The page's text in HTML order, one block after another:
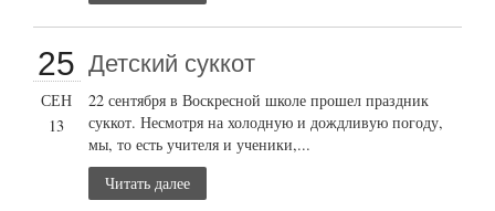
25
СЕН
13
Детский суккот
22 сентября в Воскресной школе прошел праздник
суккот. Несмотря на холодную и дождливую погоду,
мы, то есть учителя и ученики,...
Читать далее